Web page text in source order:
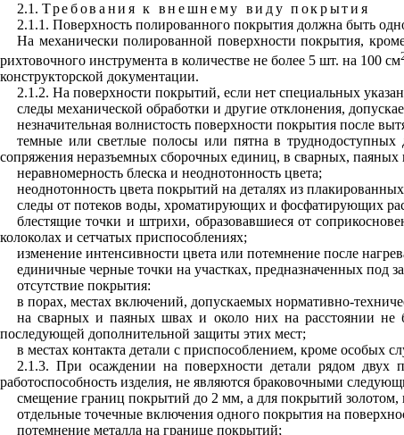
2.1. Требования к внешнему виду покрытия
2.1.1. Поверхность полированного покрытия должна быть
На механически полированной поверхности покрытия,
рихтовочного инструмента в количестве не более 5 шт. на 100 см
конструкторской документации.
2.1.2. На поверхности покрытий, если нет специальных
следы механической обработки и другие отклонения,
незначительная волнистость поверхности покрытия после
темные или светлые полосы или пятна в труднодоступных
сопряжения неразъемных сборочных единиц, в сварных,
неравномерность блеска и неоднотонность цвета;
неоднотонность цвета покрытий на деталях из
следы от потеков воды, хроматирующих и фосфатирующих
блестящие точки и штрихи, образовавшиеся от
колоколах и сетчатых приспособлениях;
изменение интенсивности цвета или потемнение после
единичные черные точки на участках, предназначенных под
отсутствие покрытия:
в порах, местах включений, допускаемых нормативно-
на сварных и паяных швах и около них на расстоянии не
последующей дополнительной защиты этих мест;
в местах контакта детали с приспособлением, кроме особых
2.1.3. При осаждении на поверхности детали рядом
работоспособность изделия, не являются браковочными
смещение границ покрытий до 2 мм, а для покрытий
отдельные точечные включения одного покрытия на
потемнение металла на границе покрытий;